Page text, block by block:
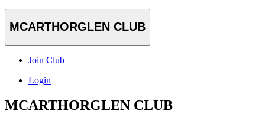
MCARTHORGLEN CLUB
Join Club
Login
MCARTHORGLEN CLUB